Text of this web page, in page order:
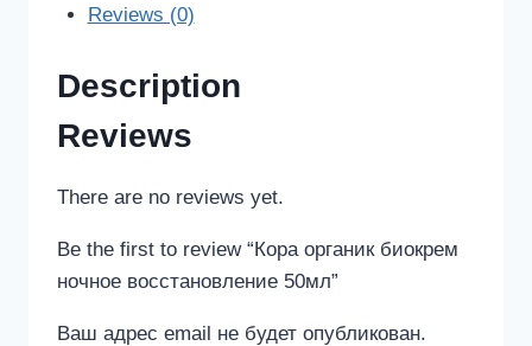
Reviews (0)
Description
Reviews
There are no reviews yet.
Be the first to review “Кора органик биокрем
ночное восстановление 50мл”
Ваш адрес email не будет опубликован.